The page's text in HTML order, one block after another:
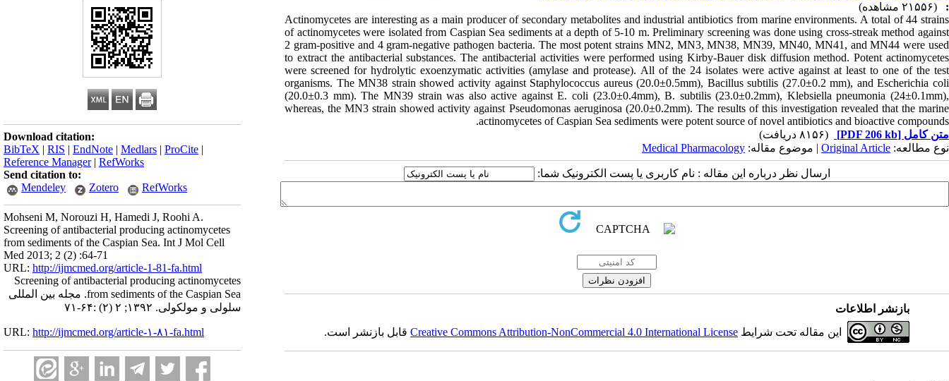
Download citation:
BibTeX | RIS | EndNote | Medlars | ProCite |
Reference Manager| RefWorks
Send citation to:
Mendeley
Zotero RefWorks
Mohseni M, Norouzi H, Hamedi J, Roohi A.
Screening of antibacterial producing actinomycetes
from sediments of the Caspian Sea. Int J Mol Cell
Med 2013; 2 (2) :64-71
URL: http://ijmcmed.org/article-1-81-fa.html
Screening of antibacterial producing actinomycetes
from sediments of the Caspian Sea. مجله بین المللی
سلولی و مولکولی. ۱۳۹۲; ۲ (۲) :۶۴-۷۱
URL: http://ijmcmed.org/article-۱-۸۱-fa.html
:
(۲۱۵۵۶ مشاهده)
Actinomycetes are interesting as a main producer of secondary metabolites and industrial antibiotics from marine environments. A total of 44 strains
of actinomycetes were isolated from Caspian Sea sediments at a depth of 5-10 m. Preliminary screening was done using cross-streak method against
2 gram-positive and 4 gram-negative pathogen bacteria. The most potent strains MN2, MN3, MN38, MN39, MN40, MN41, and MN44 were used
to extract the antibacterial substances. The antibacterial activities were performed using Kirby-Bauer disk diffusion method. Potent actinomycetes
were screened for hydrolytic exoenzymatic activities (amylase and protease). All of the 24 isolates were active against at least to one of the test
organisms. The MN38 strain showed activity against Staphylococcus aureus (20.0±0.5mm), Bacillus subtilis (27.0±0.2 mm), and Escherichia coli
(20.0±0.3 mm). The MN39 strain was also active against E. coli (23.0±0.4mm), B. subtilis (23.0±0.2mm), Klebsiella pneumonia (24±0.1mm),
whereas, the MN3 strain showed activity against Pseudomonas aeruginosa (20.0±0.2mm). The results of this investigation revealed that the marine
actinomycetes of Caspian Sea sediments were potent source of novel antibiotics and bioactive compounds.
متن کامل [PDF 206 kb]
(۸۱۵۶ دریافت)
نوع مطالعه: Original Article | موضوع مقاله: Medical Pharmacology
ارسال نظر درباره این مقاله : نام کاربری یا پست الکترونیک شما:
بازنشر اطلاعات
این مقاله تحت شرایط Creative Commons Attribution-NonCommercial 4.0 International Licenseقابل بازنشر است.